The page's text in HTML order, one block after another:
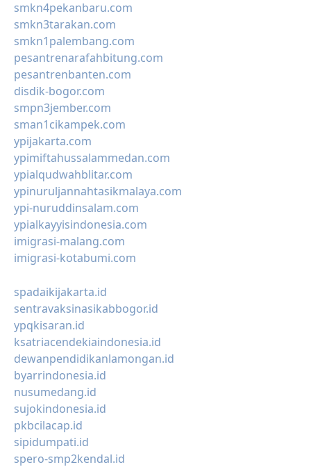
smkn4pekanbaru.com
smkn3tarakan.com
smkn1palembang.com
pesantrenarafahbitung.com
pesantrenbanten.com
disdik-bogor.com
smpn3jember.com
sman1cikampek.com
ypijakarta.com
ypimiftahussalammedan.com
ypialqudwahblitar.com
ypinuruljannahtasikmalaya.com
ypi-nuruddinsalam.com
ypialkayyisindonesia.com
imigrasi-malang.com
imigrasi-kotabumi.com
spadaikijakarta.id
sentravaksinasikabbogor.id
ypqkisaran.id
ksatriacendekiaindonesia.id
dewanpendidikanlamongan.id
byarrindonesia.id
nusumedang.id
sujokindonesia.id
pkbcilacap.id
sipidumpati.id
spero-smp2kendal.id